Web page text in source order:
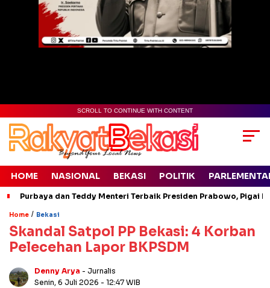
SCROLL TO CONTINUE WITH CONTENT
HOME NASIONAL BEKASI POLITIK
Purbaya dan Teddy Menteri Terbaik Presiden Prabowo, Pigai
Home / Bekasi
Skandal Satpol PP Bekasi: 4 Korban
Pelecehan Lapor BKPSDM
Denny Arya - Jurnalis
Senin, 6 Juli 2026 - 12:47 WIB